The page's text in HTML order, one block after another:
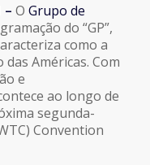
– O Grupo de
do “GP”,
como a
Américas. Com
e
ao longo de
segunda-
Convention